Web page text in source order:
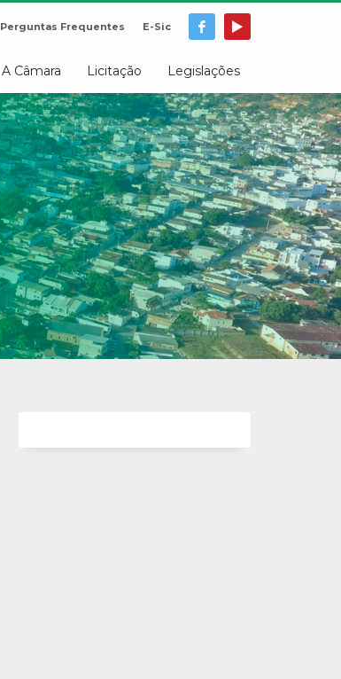
Perguntas Frequentes E-Sic
A Câmara Licitação Legislações